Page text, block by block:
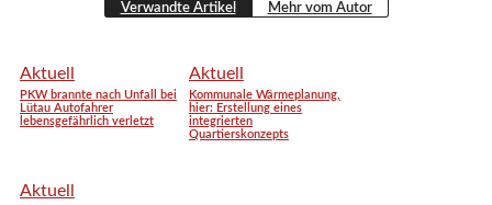
Verwandte Artikel Mehr vom Autor
Aktuell
PKW brannte nach Unfall bei
Lütau Autofahrer
lebensgefährlich verletzt
Aktuell
Kommunale Wärmeplanung,
hier: Erstellung eines
integrierten
Quartierskonzepts
Aktuell